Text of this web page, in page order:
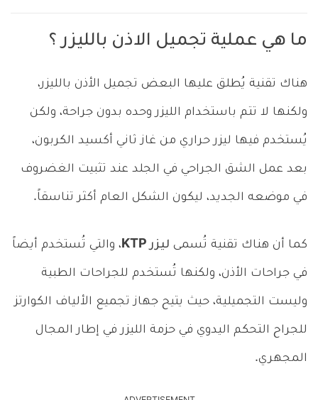
ما هي عملية تجميل الاذن بالليزر ؟
هناك تقنية يُطلق عليها البعض تجميل الأذن بالليزر،
ولكنها لا تتم باستخدام الليزر وحده بدون جراحة، ولكن
يُستخدم فيها ليزر حراري من غاز ثاني أكسيد الكربون،
بعد عمل الشق الجراحي في الجلد عند تثبيت الغضروف
في موضعه الجديد، ليكون الشكل العام أكثر تناسقاً.
كما أن هناك تقنية تُسمى ليزر KTP ، والتي تُستخدم أيضاً
في جراحات الأذن، ولكنها تُستخدم للجراحات الطبية
وليست التجميلية، حيث يتيح جهاز تجميع الألياف الكوارتز
للجراح التحكم اليدوي في حزمة الليزر في إطار المجال
المجهري.